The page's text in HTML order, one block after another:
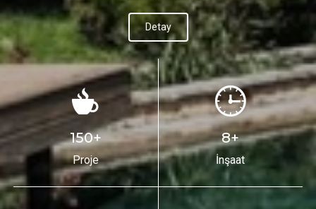
Detay
150+
Proje
8+
İnşaat